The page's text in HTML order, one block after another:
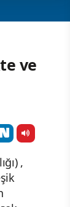
ve
,